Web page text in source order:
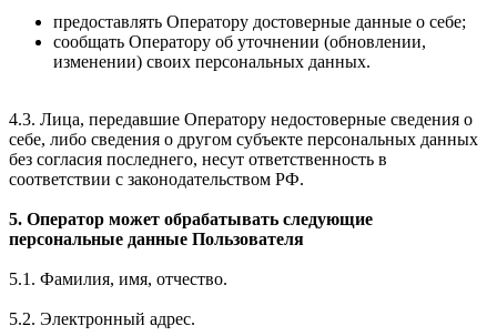
предоставлять Оператору достоверные данные о себе;
сообщать Оператору об уточнении (обновлении,
изменении) своих персональных данных.
4.3. Лица, передавшие Оператору недостоверные сведения о
себе, либо сведения о другом субъекте персональных данных
без согласия последнего, несут ответственность в
соответствии с законодательством РФ.
5. Оператор может обрабатывать следующие
персональные данные Пользователя
5.1. Фамилия, имя, отчество.
5.2. Электронный адрес.